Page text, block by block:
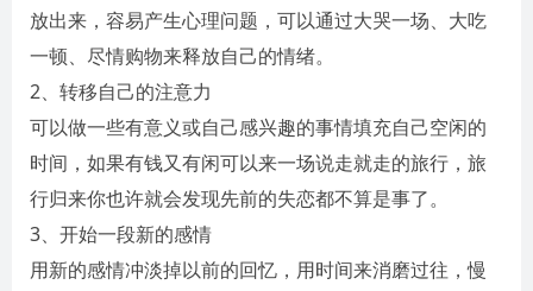
放出来，容易产生心理问题，可以通过大哭一场、大吃
一顿、尽情购物来释放自己的情绪。
2、转移自己的注意力
可以做一些有意义或自己感兴趣的事情填充自己空闲的
时间，如果有钱又有闲可以来一场说走就走的旅行，旅
行归来你也许就会发现先前的失恋都不算是事了。
3、开始一段新的感情
用新的感情冲淡掉以前的回忆，用时间来消磨过往，慢